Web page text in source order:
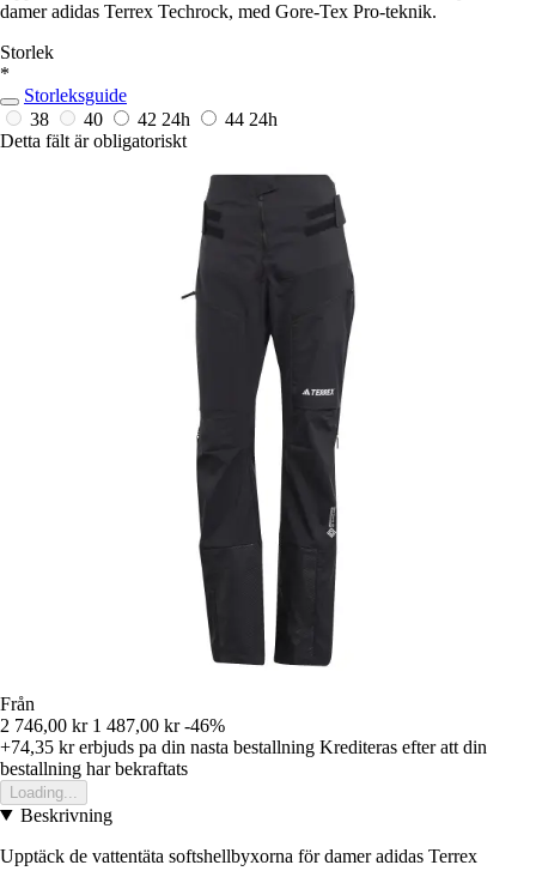
damer adidas Terrex Techrock, med Gore-Tex Pro-teknik.
Storlek
*
Storleksguide
38
40 42 24h 44 24h
Detta fält är obligatoriskt
Från
2 746,00 kr 1 487,00 kr -46%
+74,35 krerbjuds pa din nasta bestallning Krediteras efter att din
bestallning har bekraftats
Loading...
Beskrivning
Upptäck de vattentäta softshellbyxorna för damer adidas Terrex